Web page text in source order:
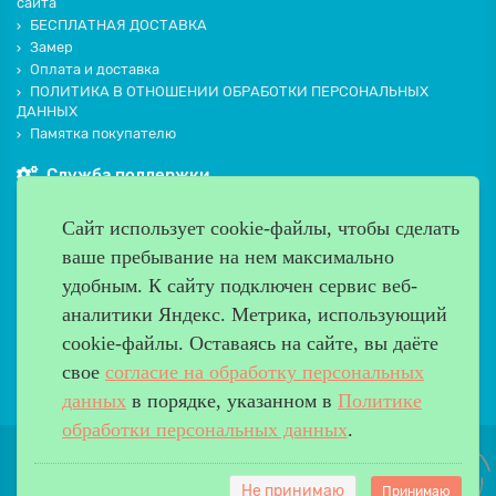
БЕСПЛАТНАЯ ДОСТАВКА
Замер
Оплата и доставка
ПОЛИТИКА В ОТНОШЕНИИ ОБРАБОТКИ ПЕРСОНАЛЬНЫХ
ДАННЫХ
Памятка покупателю
Служба поддержки
Производители
Дополнительно
Наш адрес
Работаем с 9:00 до 20:00
8 (499) 685-33-26
Сайт использует cookie-файлы, чтобы сделать
ваше пребывание на нем максимально
удобным. К cайту подключен сервис веб-
аналитики Яндекс. Метрика, использующий
cookie-файлы. Оставаясь на сайте, вы даёте
свое согласие на обработку персональных
данных в порядке, указанном в Политике
обработки персональных данных.
Не принимаю Принимаю